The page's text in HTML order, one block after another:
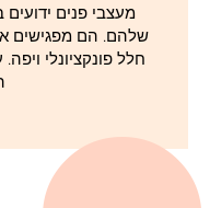
מעצבי פנים ידועים
שלהם. הם מפגישים
חלל פונקציונלי